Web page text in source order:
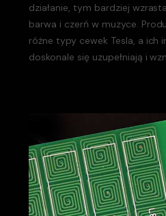
działanie, tym bardziej
barwa i czerń w muzyce.
różne typy cewek Tesla, a ich
doskonale się uzupełniają i